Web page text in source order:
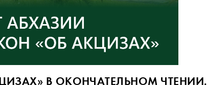
В ОКОНЧАТЕЛЬНОМ ЧТЕНИИ.